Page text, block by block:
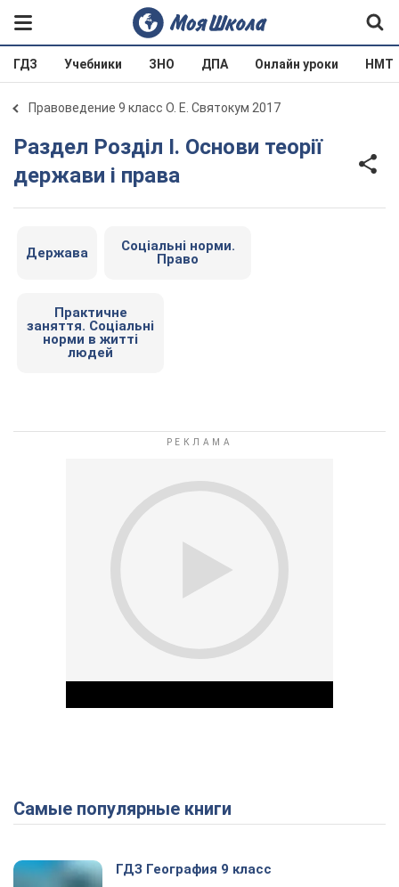
ГДЗ Учебники ЗНО ДПА Онлайн уроки НМТ
Правоведение 9 класс О. Е. Святокум 2017
Раздел Розділ I. Основи теорії
держави і права
Держава
Соціальні норми.
Право
Практичне
заняття. Соціальні
норми в житті
людей
Play Video
Самые популярные книги
ГДЗ География 9 класс